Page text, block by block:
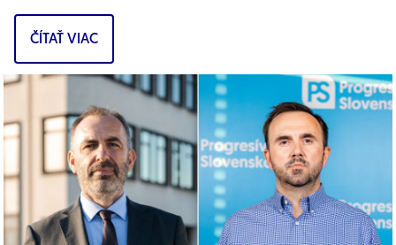
MŽP Filip Kuffa. Môžem jednoznačne...
ČÍTAŤ VIAC